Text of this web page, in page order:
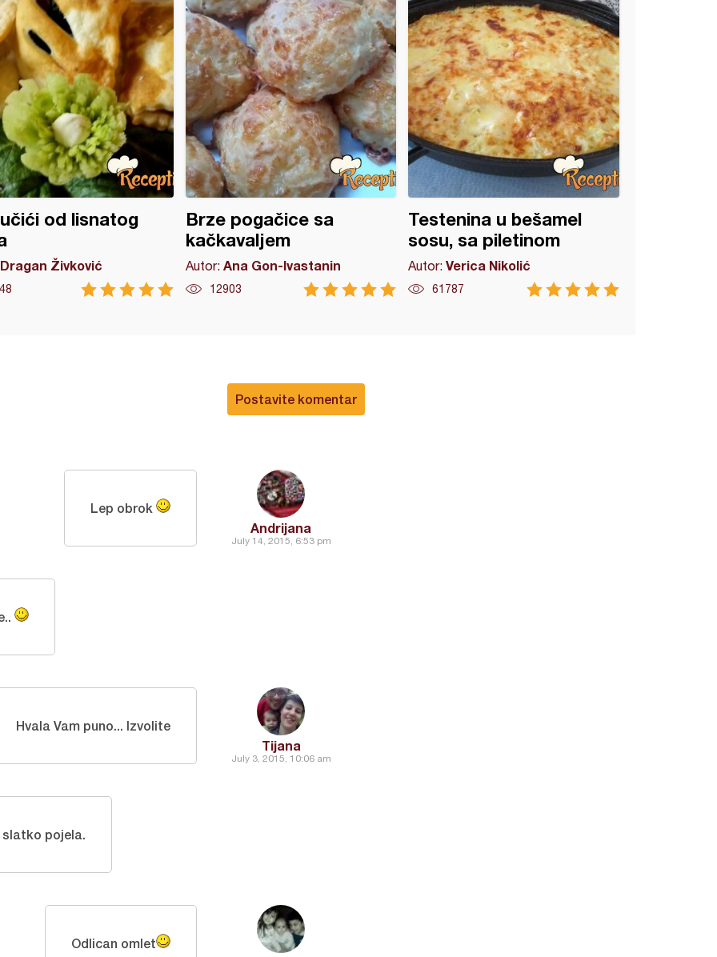
od lisnatog
Dragan Živković
Brze pogačice sa
kačkavaljem
Autor: Ana Gon-Ivastanin
12903
Testenina u bešamel
sosu, sa piletinom
Autor:Verica Nikolić
61787
Postavite komentar
Andrijana
July 14, 2015, 6:53 pm
Lep obrok
Tijana
July 3, 2015, 10:06 am
Hvala Vam puno... Izvolite
pojela.
Odlican omlet